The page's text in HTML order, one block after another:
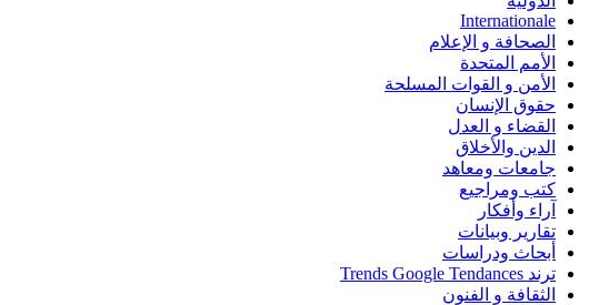
Internationale
الصحافة و الإعلام
الأمم المتحدة
الأمن و القوات المسلحة
حقوق الإنسان
القضاء و العدل
الدين والأخلاق
جامعات ومعاهد
كتب ومراجيع
آراء وأفكار
تقارير وبيانات
أبحاث ودراسات
ترند Trends Google Tendances
الثقافة و الفنون